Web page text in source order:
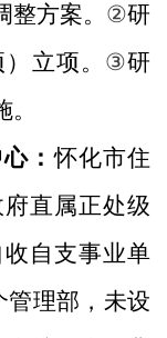
整方案。 ②研
立项。 ③研
心：怀化市住
直属正处级
自支事业单
管理部，未设